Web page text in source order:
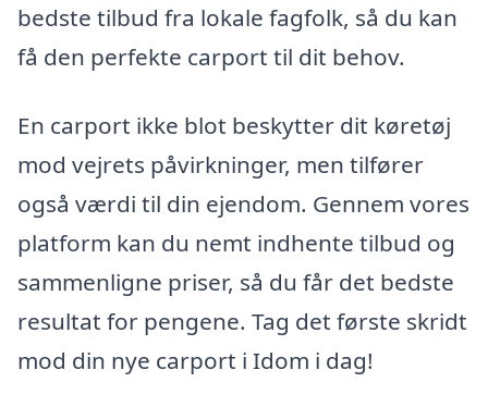
bedste tilbud fra lokale fagfolk, så du kan
få den perfekte carport til dit behov.
En carport ikke blot beskytter dit køretøj
mod vejrets påvirkninger, men tilfører
også værdi til din ejendom. Gennem vores
platform kan du nemt indhente tilbud og
sammenligne priser, så du får det bedste
resultat for pengene. Tag det første skridt
mod din nye carport i Idom i dag!